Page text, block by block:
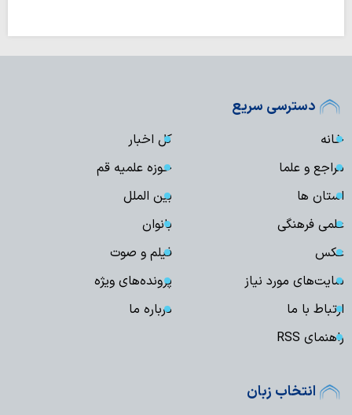
دسترسی سریع
خانه
کل اخبار
مراجع و علما
حوزه علمیه قم
استان ها
بین الملل
علمی فرهنگی
بانوان
عکس
فیلم و صوت
سایت‌های مورد نیاز
پرونده‌های ویژه
ارتباط با ما
درباره ما
راهنمای RSS
انتخاب زبان